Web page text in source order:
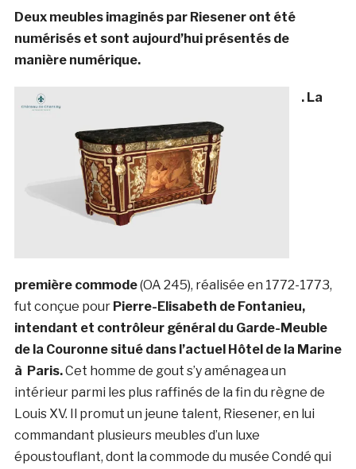
Deux meubles imaginés par Riesener ont été
numérisés et sont aujourd’hui présentés de
manière numérique.
. La
première commode(OA 245), réalisée en 1772-1773,
fut conçue pour Pierre-Elisabeth de Fontanieu,
intendant et contrôleur général du Garde-Meuble
de la Couronne situé dans l’actuel Hôtel de la Marine
à Paris.Cet homme de gout s’y aménagea un
intérieur parmi les plus raffinés de la fin du règne de
Louis XV. Il promut un jeune talent, Riesener, en lui
commandant plusieurs meubles d’un luxe
époustouflant, dont la commode du musée Condé qui